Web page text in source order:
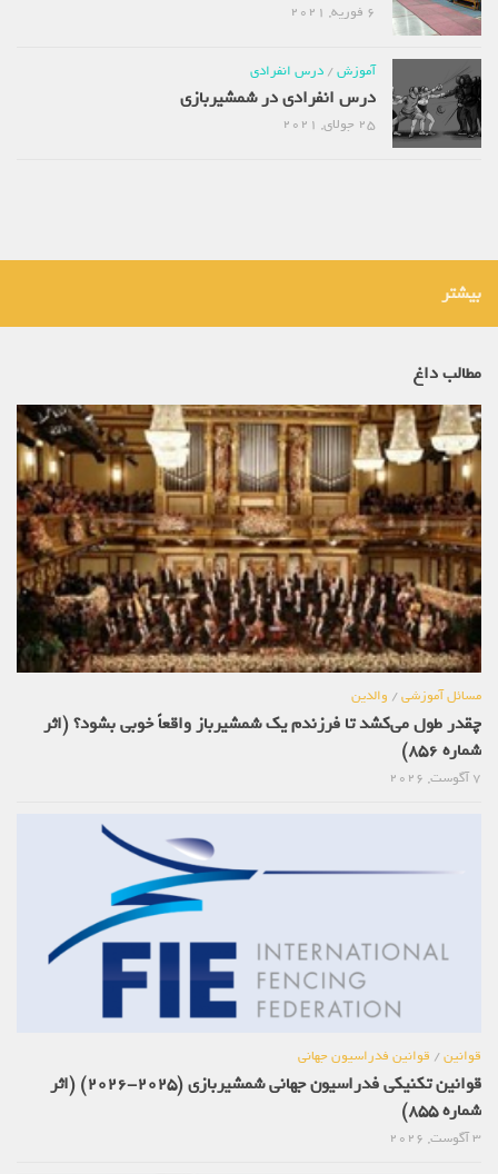
آموزش/درس انفرادی
درس انفرادی در شمشیربازی
بیشتر
مطالب داغ
مسائل آموزشی/والدین
چقدر طول می‌کشد تا فرزندم یک شمشیرباز واقعاً خوبی بشود؟ (اثر
شماره 856)
قوانین/قوانین فدراسیون جهانی
قوانین تکنیکی فدراسیون جهانی شمشیربازی (2025-2026) (اثر
شماره 855)